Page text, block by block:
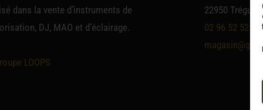
dans la vente d’instruments de
DJ, MAO et d’éclairage.
LOOPS
22950
02 96 52 52 52